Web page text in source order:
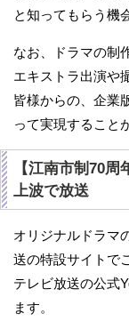
と知ってもらう機
なお、ドラマの制
エキストラ出演や
皆様からの、企業
って実現すること
【江南市制70
上波で放送
オリジナルドラマ
送の特設サイトで
テレビ放送の公式
ます。